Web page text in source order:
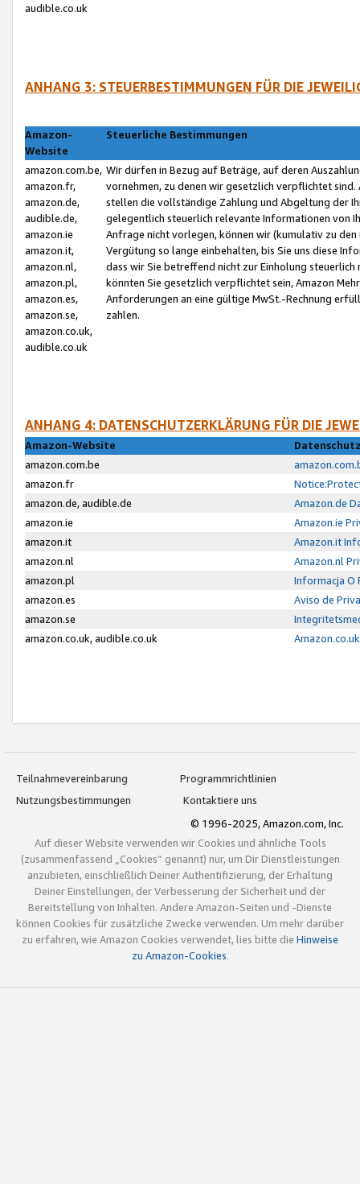
audible.co.uk
ANHANG 3: STEUERBESTIMMUNGEN FÜR DIE
Amazon-
Website
Steuerliche Bestimmungen
amazon.com.be,
amazon.fr,
amazon.de,
audible.de,
amazon.ie
amazon.it,
amazon.nl,
amazon.pl,
amazon.es,
amazon.se,
amazon.co.uk,
audible.co.uk
Wir dürfen in Bezug auf Beträge, auf deren
vornehmen, zu denen wir gesetzlich verpflichtet
stellen die vollständige Zahlung und Abgeltung der
gelegentlich steuerlich relevante Informationen von
Anfrage nicht vorlegen, können wir (kumulativ zu
Vergütung so lange einbehalten, bis Sie uns diese
dass wir Sie betreffend nicht zur Einholung
könnten Sie gesetzlich verpflichtet sein, Amazon
Anforderungen an eine gültige MwSt.-Rechnung
zahlen.
ANHANG 4: DATENSCHUTZERKLÄRUNG FÜR DIE
Amazon-Website
amazon.com.be
amazon.fr
amazon.de, audible.de
Amazon.de
amazon.ie
Amazon.ie
amazon.it
Amazon.it
amazon.nl
Amazon.nl
amazon.pl
Informacja O
amazon.es
Aviso de
amazon.se
amazon.co.uk, audible.co.uk
Teilnahmevereinbarung
Programmrichtlinien
Nutzungsbestimmungen
Kontaktiere uns
© 1996-2025, Amazon.com, Inc.
Auf dieser Website verwenden wir Cookies und ähnliche Tools
(zusammenfassend „Cookies“ genannt) nur, um Dir Dienstleistungen
anzubieten, einschließlich Deiner Authentifizierung, der Erhaltung
Deiner Einstellungen, der Verbesserung der Sicherheit und der
Bereitstellung von Inhalten. Andere Amazon-Seiten und -Dienste
können Cookies für zusätzliche Zwecke verwenden. Um mehr darüber
zu erfahren, wie Amazon Cookies verwendet, lies bitte die Hinweise
zu Amazon-Cookies.